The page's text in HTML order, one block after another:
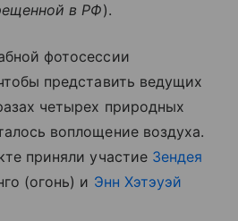
в РФ).
фотосессии
представить ведущих
четырех природных
воплощение воздуха.
приняли участие Зендея
(огонь) и Энн Хэтэуэй